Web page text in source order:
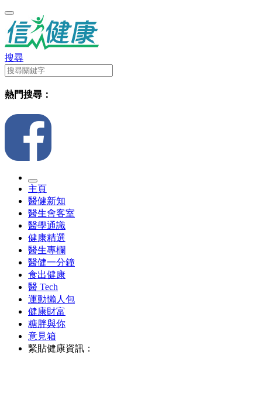
搜尋
熱門搜尋：
主頁
醫健新知
醫生會客室
醫學通識
健康精選
醫生專欄
醫健一分鐘
食出健康
醫 Tech
運動懶人包
健康財富
糖胖與你
意見箱
緊貼健康資訊：